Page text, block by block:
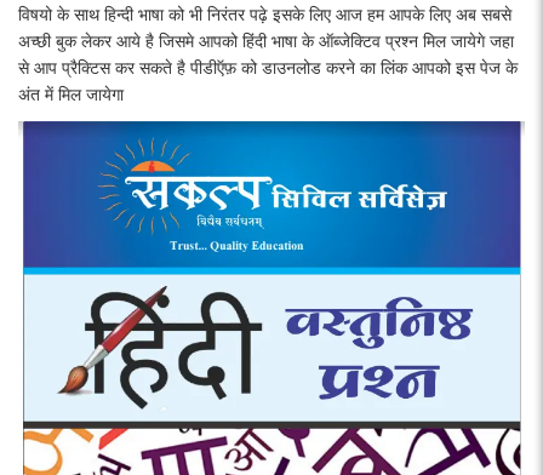
विषयो के साथ हिन्दी भाषा को भी निरंतर पढ़े इसके लिए आज हम आपके लिए अब सबसे
अच्छी बुक लेकर आये है जिसमे आपको हिंदी भाषा के ऑब्जेक्टिव प्रश्न मिल जायेगे जहा
से आप प्रैक्टिस कर सकते है पीडीऍफ़ को डाउनलोड करने का लिंक आपको इस पेज के
अंत में मिल जायेगा